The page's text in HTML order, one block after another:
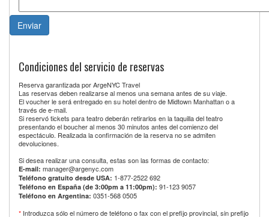
Condiciones del servicio de reservas
Reserva garantizada por ArgeNYC Travel
Las reservas deben realizarse al menos una semana antes de su viaje.
El voucher le será entregado en su hotel dentro de Midtown Manhattan o a
través de e-mail.
Si reservó tickets para teatro deberán retirarlos en la taquilla del teatro
presentando el boucher al menos 30 minutos antes del comienzo del
espectáculo. Realizada la confirmación de la reserva no se admiten
devoluciones.
Si desea realizar una consulta, estas son las formas de contacto:
E-mail: manager@argenyc.com
Teléfono gratuito desde USA: 1-877-2522 692
Teléfono en España (de 3:00pm a 11:00pm): 91-123 9057
Teléfono en Argentina: 0351-568 0505
* Introduzca sólo el número de teléfono o fax con el prefijo provincial, sin prefijo